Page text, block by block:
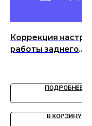
Коррекция
работы заднего
ПОДРОБНЕЕ
В КОРЗИНУ